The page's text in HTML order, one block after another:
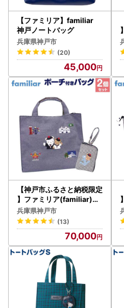
【ファミリア】familiar
神戸ノートバッグ
兵庫県神戸市
(20)
45,000
【神戸市ふるさと納税限定
】ファミリア(familiar)の
バッグ(ポーチ付き)
兵庫県神戸市
(13)
70,000